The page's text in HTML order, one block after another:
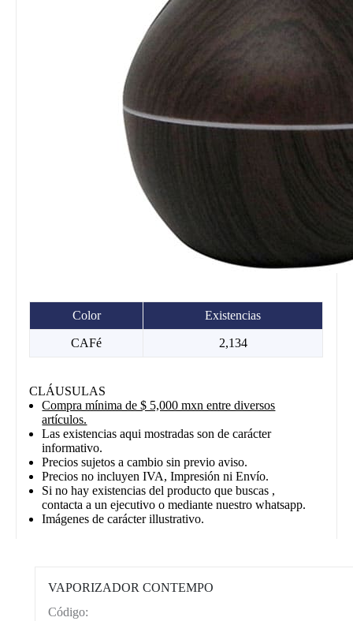
Color Existencias
CAFé 2,134
CLÁUSULAS
Compra mínima de $ 5,000 mxn entre diversos
artículos.
Las existencias aqui mostradas son de carácter
informativo.
Precios sujetos a cambio sin previo aviso.
Precios no incluyen IVA, Impresión ni Envío.
Si no hay existencias del producto que buscas ,
contacta a un ejecutivo o mediante nuestro whatsapp.
Imágenes de carácter illustrativo.
VAPORIZADOR CONTEMPO
Código: